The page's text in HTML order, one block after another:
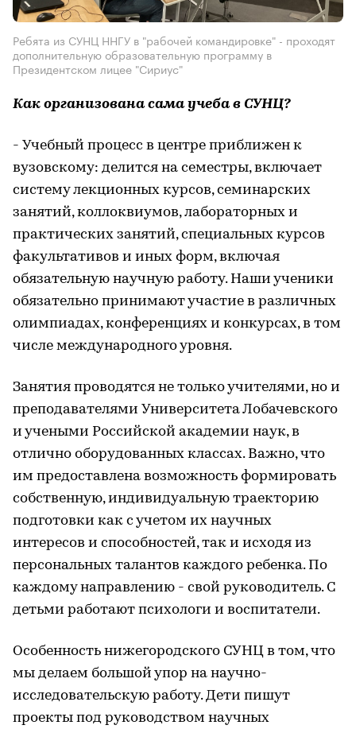
Ребята из СУНЦ ННГУ в "рабочей командировке" - проходят
дополнительную образовательную программу в
Президентском лицее "Сириус"
Как организована сама учеба в СУНЦ?
- Учебный процесс в центре приближен к
вузовскому: делится на семестры, включает
систему лекционных курсов, семинарских
занятий, коллоквиумов, лабораторных и
практических занятий, специальных курсов
факультативов и иных форм, включая
обязательную научную работу. Наши ученики
обязательно принимают участие в различных
олимпиадах, конференциях и конкурсах, в том
числе международного уровня.
Занятия проводятся не только учителями, но и
преподавателями Университета Лобачевского
и учеными Российской академии наук, в
отлично оборудованных классах. Важно, что
им предоставлена возможность формировать
собственную, индивидуальную траекторию
подготовки как с учетом их научных
интересов и способностей, так и исходя из
персональных талантов каждого ребенка. По
каждому направлению - свой руководитель. С
детьми работают психологи и воспитатели.
Особенность нижегородского СУНЦ в том, что
мы делаем большой упор на научно-
исследовательскую работу. Дети пишут
проекты под руководством научных